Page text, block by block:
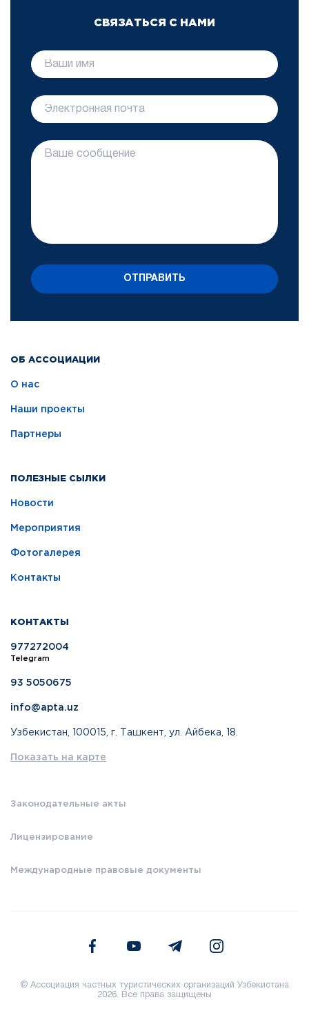
ОБ АССОЦИАЦИИ
О нас
Наши проекты
Партнеры
ПОЛЕЗНЫЕ СЫЛКИ
Новости
Мероприятия
Фотогалерея
Контакты
КОНТАКТЫ
977272004
Telegram
93 5050675
info@apta.uz
Узбекистан, 100015, г. Ташкент, ул. Айбека, 18.
Показать на карте
Законодательные акты
Лицензирование
Международные правовые документы
СВЯЗАТЬСЯ С НАМИ
ОТПРАВИТЬ
© Ассоциация частных туристических организаций Узбекистана
2026. Все права защищены